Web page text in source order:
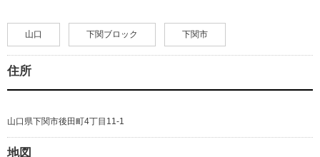
山口 下関ブロック 下関市
住所
山口県下関市後田町4丁目11-1
地図